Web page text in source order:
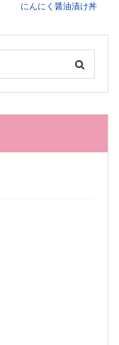
にんにく醤油漬け丼